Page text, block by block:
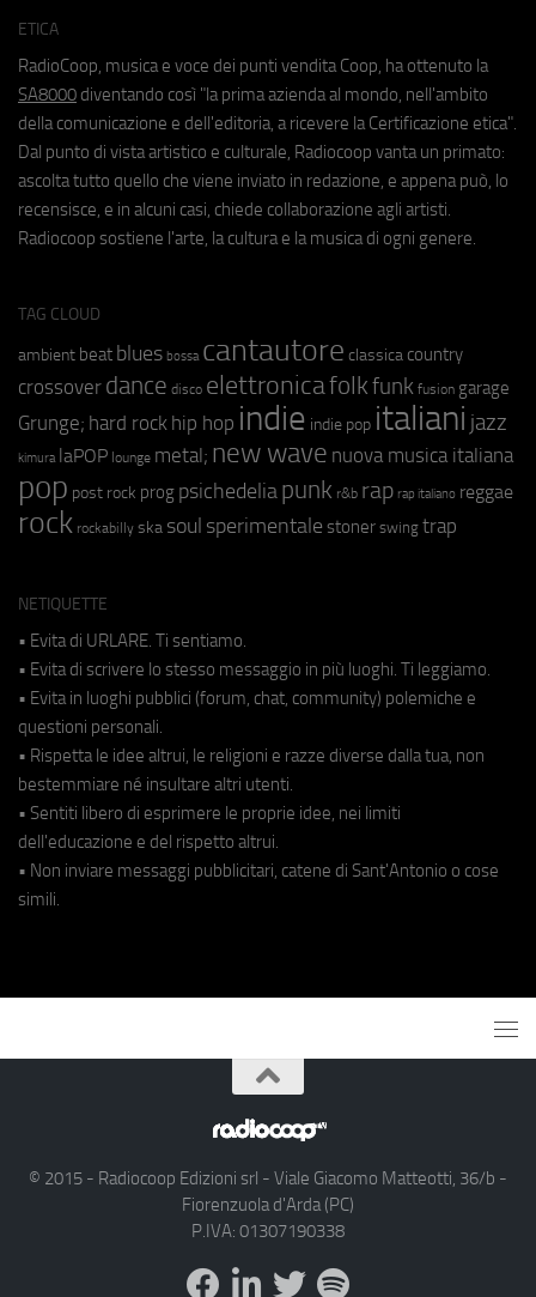
ETICA
RadioCoop, musica e voce dei punti vendita Coop, ha ottenuto la
SA8000 diventando così "la prima azienda al mondo, nell'ambito
della comunicazione e dell'editoria, a ricevere la Certificazione etica".
Dal punto di vista artistico e culturale, Radiocoop vanta un primato:
ascolta tutto quello che viene inviato in redazione, e appena può, lo
recensisce, e in alcuni casi, chiede collaborazione agli artisti.
Radiocoop sostiene l'arte, la cultura e la musica di ogni genere.
TAG CLOUD
ambient beat blues bossa cantautore classica country
crossover dance disco elettronicafolkfunk fusion garage
Grunge; hard rock hip hop indie indie pop italiani jazz
kimura laPOP lounge metal; new wave nuova musica italiana
pop post rock prog psichedeliapunk r&b rap rap italiano reggae
rock rockabilly ska soul sperimentale stoner swing trap
NETIQUETTE
• Evita di URLARE. Ti sentiamo.
• Evita di scrivere lo stesso messaggio in più luoghi. Ti leggiamo.
• Evita in luoghi pubblici (forum, chat, community) polemiche e
questioni personali.
• Rispetta le idee altrui, le religioni e razze diverse dalla tua, non
bestemmiare né insultare altri utenti.
• Sentiti libero di esprimere le proprie idee, nei limiti
dell'educazione e del rispetto altrui.
• Non inviare messaggi pubblicitari, catene di Sant'Antonio o cose
simili.
© 2015 - Radiocoop Edizioni srl - Viale Giacomo Matteotti, 36/b -
Fiorenzuola d'Arda (PC)
P.IVA: 01307190338